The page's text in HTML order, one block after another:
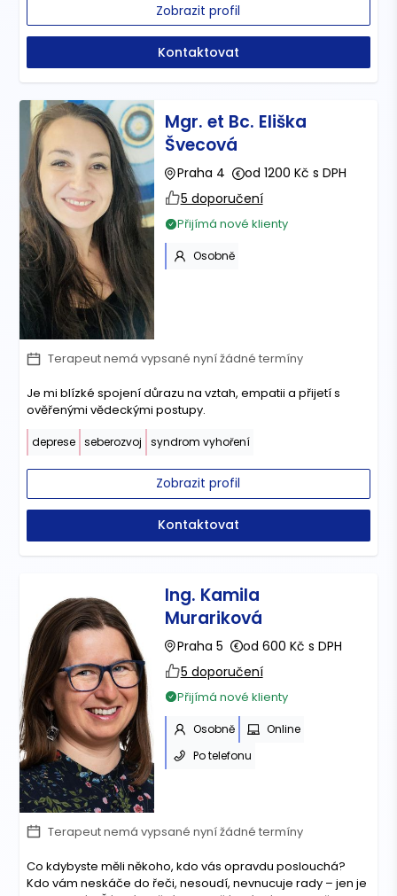
Zobrazit profil
Kontaktovat
Mgr. et Bc. Eliška
Švecová
Praha 4
od 1200 Kč s DPH
5 doporučení
Přijímá nové klienty
Osobně
Terapeut nemá vypsané nyní žádné termíny
Je mi blízké spojení důrazu na vztah, empatii a přijetí s
ověřenými vědeckými postupy.
deprese seberozvoj syndrom vyhoření
Zobrazit profil
Kontaktovat
Ing. Kamila
Murariková
Praha 5
od 600 Kč s DPH
5 doporučení
Přijímá nové klienty
Osobně
Online
Po telefonu
Terapeut nemá vypsané nyní žádné termíny
Co kdybyste měli někoho, kdo vás opravdu poslouchá?
Kdo vám neskáče do řeči, nesoudí, nevnucuje rady – jen je